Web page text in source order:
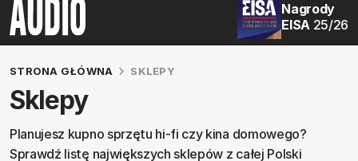
Nagrody
EISA 25/26
STRONA GŁÓWNA SKLEPY
Sklepy
Planujesz kupno sprzętu hi-fi czy kina domowego?
Sprawdź listę największych sklepów z całej Polski